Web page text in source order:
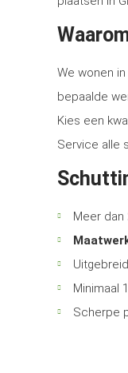
We wonen
bepaalde
Kies een
Service alle
Meer dan
Minimaal
Scherpe